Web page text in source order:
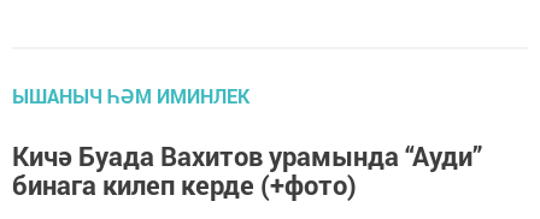
ЫШАНЫЧ ҺӘМ ИМИНЛЕК
Кичә Буада Вахитов урамында “Ауди”
бинага килеп керде (+фото)